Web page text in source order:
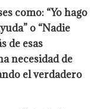
como: “Yo hago
o “Nadie
de esas
necesidad de
el verdadero